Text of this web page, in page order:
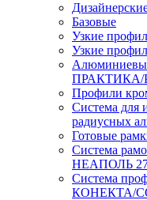
Базовые
Узкие
Узкие
ПРАКТИКА/
Профили
Система для
радиусных
Готовые
Система
НЕАПОЛЬ
Система
КОНЕКТА/